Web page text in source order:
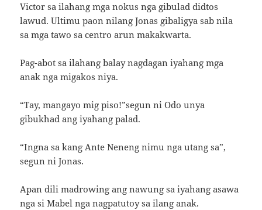
Victor sa ilahang mga nokus nga gibulad didtos
lawud. Ultimu paon nilang Jonas gibaligya sab nila
sa mga tawo sa centro arun makakwarta.
Pag-abot sa ilahang balay nagdagan iyahang mga
anak nga migakos niya.
“Tay, mangayo mig piso!”segun ni Odo unya
gibukhad ang iyahang palad.
“Ingna sa kang Ante Neneng nimu nga utang sa”,
segun ni Jonas.
Apan dili madrowing ang nawung sa iyahang asawa
nga si Mabel nga nagpatutoy sa ilang anak.